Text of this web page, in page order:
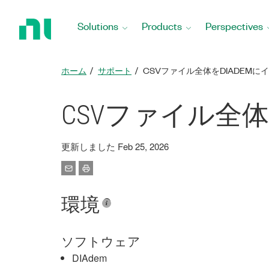
Solutions Products Perspectives
ホーム サポート CSVファイル全体をDIADEMに
CSVファイル全
更新しました Feb 25, 2026
環境
ソフトウェア
DIAdem